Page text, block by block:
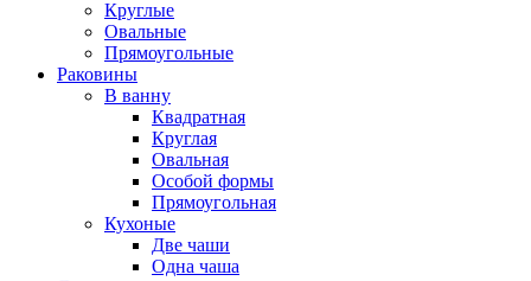
Круглые
Овальные
Прямоугольные
Раковины
В ванну
Квадратная
Круглая
Овальная
Особой формы
Прямоугольная
Кухоные
Две чаши
Одна чаша